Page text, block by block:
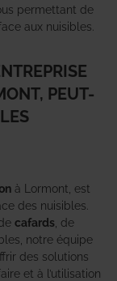
permettant de
aux nuisibles.
PEUT-
à Lormont, est
des nuisibles.
cafards , de
notre équipe
des solutions
et à l’utilisation